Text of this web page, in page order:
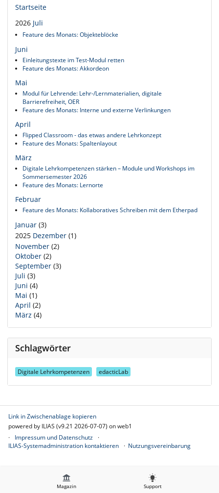
Magazin Support
Startseite
2026 Juli
Feature des Monats: Objekteblöcke
Juni
Einleitungstexte im Test-Modul retten
Feature des Monats: Akkordeon
Mai
Modul für Lehrende: Lehr-/Lernmaterialien, digitale
Barrierefreiheit, OER
Feature des Monats: Interne und externe Verlinkungen
April
Flipped Classroom - das etwas andere Lehrkonzept
Feature des Monats: Spaltenlayout
März
Digitale Lehrkompetenzen stärken – Module und Workshops im
Sommersemester 2026
Feature des Monats: Lernorte
Februar
Feature des Monats: Kollaboratives Schreiben mit dem Etherpad
Januar (3)
2025 Dezember (1)
November (2)
Oktober (2)
September (3)
Juli (3)
Juni (4)
Mai (1)
April (2)
März (4)
Schlagwörter
Digitale Lehrkompetenzen edacticLab
Link in Zwischenablage kopieren
powered by ILIAS (v9.21 2026-07-07) on web1
Impressum und Datenschutz
ILIAS-Systemadministration kontaktieren
Nutzungsvereinbarung